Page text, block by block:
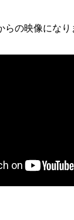
の映像になり